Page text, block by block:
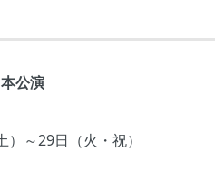
公演
～29日（火・祝）